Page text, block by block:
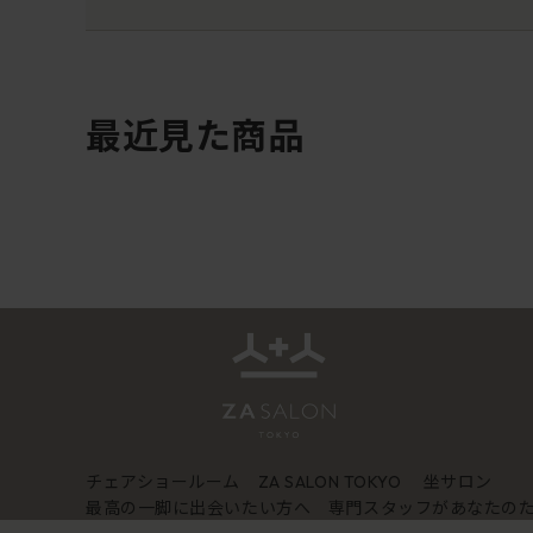
最近見た商品
チェアショールーム ZA SALON TOKYO
坐サロン
最高の一脚に出会いたい方へ 専門スタッフがあなたの